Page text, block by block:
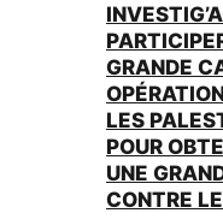
GRANDE
LES
POUR
UNE
CONTRE